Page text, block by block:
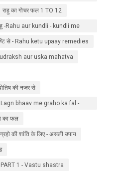
najar se.
राहु का गोचर फल 1 TO 12
-Rahu aur kundli - kundli me
से - Rahu ketu upaay remedies
aur uska mahatva
की नजर से
Lagn bhaav me graho ka fal -
का फल
की शांति के लिए - असली उपाय
- PART 1 - Vastu shastra